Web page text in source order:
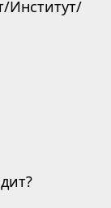
Институт/